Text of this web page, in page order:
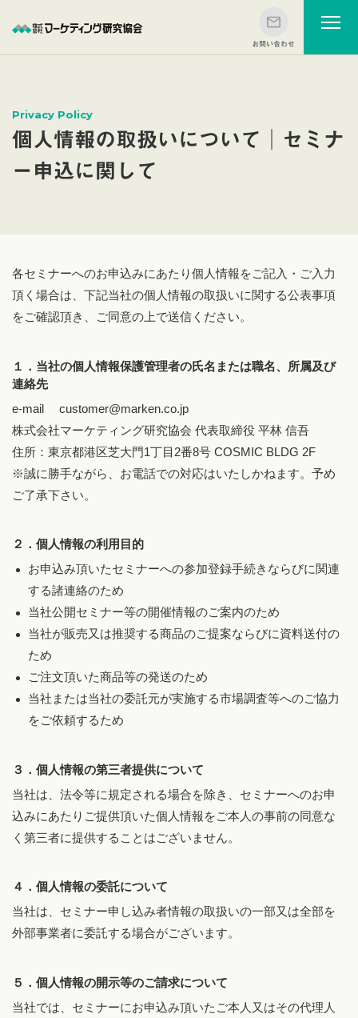
Privacy Policy
個人情報の取扱いについて│セミナ
ー申込に関して
各セミナーへのお申込みにあたり個人情報をご記入・ご入力
頂く場合は、下記当社の個人情報の取扱いに関する公表事項
をご確認頂き、ご同意の上で送信ください。
１．当社の個人情報保護管理者の氏名または職名、所属及び
連絡先
e-mail customer@marken.co.jp
株式会社マーケティング研究協会 代表取締役 平林 信吾
住所：東京都港区芝大門1丁目2番8号 COSMIC BLDG 2F
※誠に勝手ながら、お電話での対応はいたしかねます。予め
ご了承下さい。
２．個人情報の利用目的
お申込み頂いたセミナーへの参加登録手続きならびに関連
する諸連絡のため
当社公開セミナー等の開催情報のご案内のため
当社が販売又は推奨する商品のご提案ならびに資料送付の
ため
ご注文頂いた商品等の発送のため
当社または当社の委託元が実施する市場調査等へのご協力
をご依頼するため
３．個人情報の第三者提供について
当社は、法令等に規定される場合を除き、セミナーへのお申
込みにあたりご提供頂いた個人情報をご本人の事前の同意な
く第三者に提供することはございません。
４．個人情報の委託について
当社は、セミナー申し込み者情報の取扱いの一部又は全部を
外部事業者に委託する場合がございます。
５．個人情報の開示等のご請求について
当社では、セミナーにお申込み頂いたご本人又はその代理人